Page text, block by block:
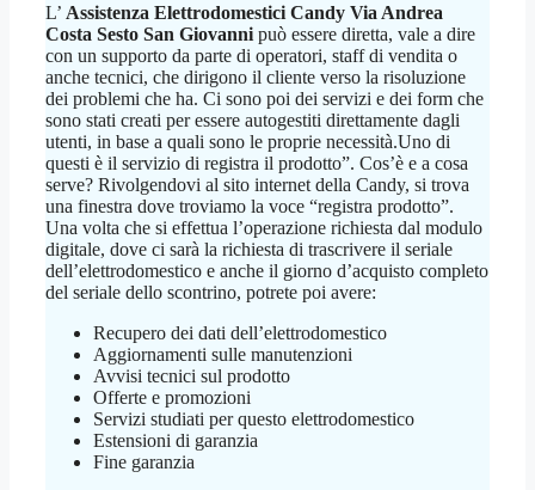
L’ Assistenza Elettrodomestici Candy Via Andrea
Costa Sesto San Giovanni può essere diretta, vale a dire
con un supporto da parte di operatori, staff di vendita o
anche tecnici, che dirigono il cliente verso la risoluzione
dei problemi che ha. Ci sono poi dei servizi e dei form che
sono stati creati per essere autogestiti direttamente dagli
utenti, in base a quali sono le proprie necessità.Uno di
questi è il servizio di registra il prodotto”. Cos’è e a cosa
serve? Rivolgendovi al sito internet della Candy, si trova
una finestra dove troviamo la voce “registra prodotto”.
Una volta che si effettua l’operazione richiesta dal modulo
digitale, dove ci sarà la richiesta di trascrivere il seriale
dell’elettrodomestico e anche il giorno d’acquisto completo
del seriale dello scontrino, potrete poi avere:
Recupero dei dati dell’elettrodomestico
Aggiornamenti sulle manutenzioni
Avvisi tecnici sul prodotto
Offerte e promozioni
Servizi studiati per questo elettrodomestico
Estensioni di garanzia
Fine garanzia